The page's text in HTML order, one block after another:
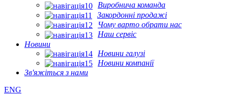
Виробнича команда
Закордонні продажі
Чому варто обрати нас
Наш сервіс
Новини
Новини галузі
Новини компанії
Зв'яжіться з нами
ENG